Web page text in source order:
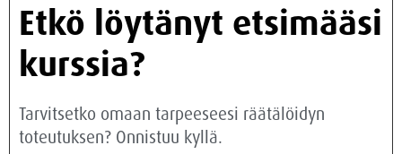
Etkö löytänyt etsimääsi
kurssia?
Tarvitsetko omaan tarpeeseesi räätälöidyn
toteutuksen? Onnistuu kyllä.